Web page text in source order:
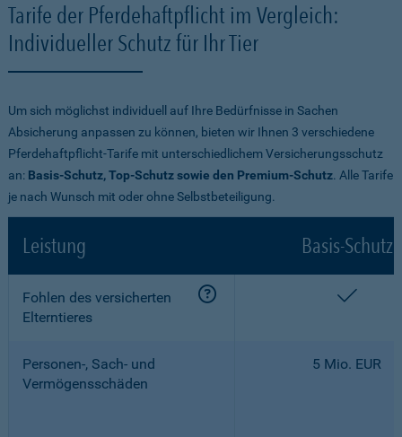
Tarife der Pferdehaftpflicht im Vergleich:
Individueller Schutz für Ihr Tier
Um sich möglichst individuell auf Ihre Bedürfnisse in Sachen
Absicherung anpassen zu können, bieten wir Ihnen 3 verschiedene
Pferdehaftpflicht-Tarife mit unterschiedlichem Versicherungsschutz
an: Basis-Schutz, Top-Schutz sowie den Premium-Schutz. Alle Tarife
je nach Wunsch mit oder ohne Selbstbeteiligung.
Leistung Basis-Schutz
Fohlen des versicherten
Elterntieres
Personen-, Sach- und
Vermögensschäden
5 Mio. EUR